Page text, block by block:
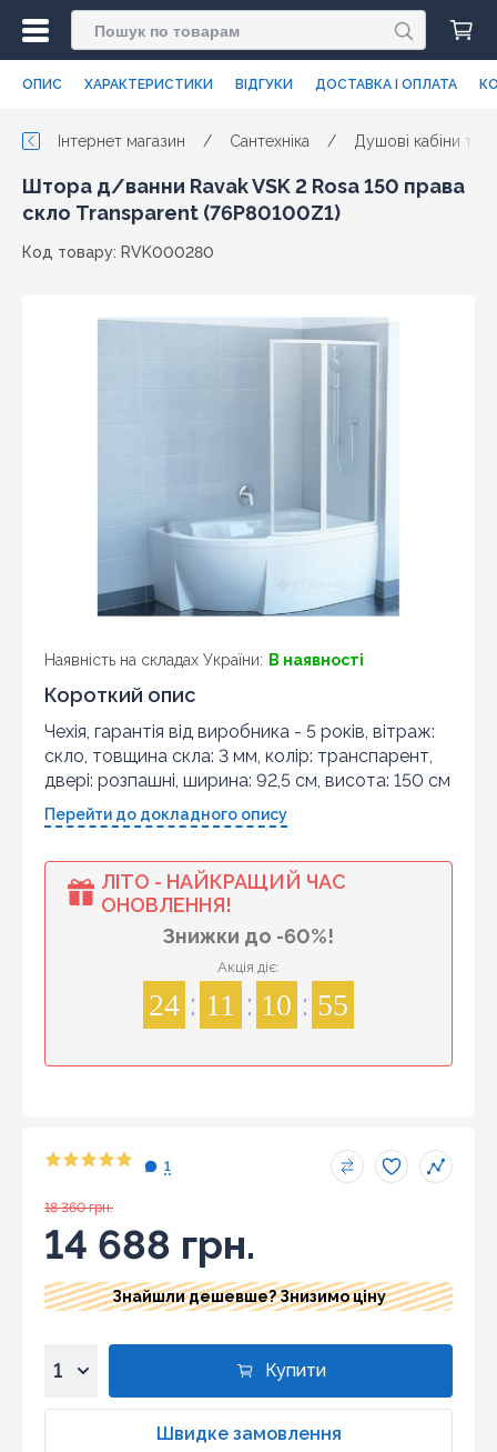
ОПИС ХАРАКТЕРИСТИКИ ВІДГУКИ ДОСТАВКА І ОПЛАТА
Інтернет магазин / Сантехніка / Душові кабіни та
Штора д/ванни Ravak VSK 2 Rosa 150 права
скло Transparent (76P80100Z1)
Код товару: RVK000280
Наявність на складах України: В наявності
Короткий опис
Чехія, гарантія від виробника - 5 років, вітраж:
скло, товщина скла: 3 мм, колір: транспарент,
двері: розпашні, ширина: 92,5 см, висота: 150 см
Перейти до докладного опису
ЛІТО - НАЙКРАЩИЙ ЧАС
ОНОВЛЕННЯ!
Знижки до -60%!
Акція діє:
24 11 10 55
1
18 360 грн.
14 688 грн.
Знайшли дешевше? Знизимо ціну
Купити
Швидке замовлення